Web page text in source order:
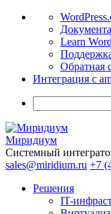
WordPress
Learn
Обратная
Интеграция с
Миридиум
Системный
sales@miridium.ru +7
Решения
IT-